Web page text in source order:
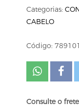
Categorias:
CABELO
Código:
Consulte o